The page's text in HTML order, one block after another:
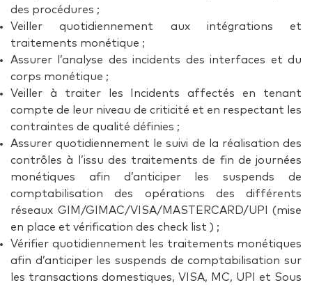
des procédures ;
Veiller quotidiennement aux intégrations et
traitements monétique ;
Assurer l’analyse des incidents des interfaces et du
corps monétique ;
Veiller à traiter les Incidents affectés en tenant
compte de leur niveau de criticité et en respectant les
contraintes de qualité définies ;
Assurer quotidiennement le suivi de la réalisation des
contrôles à l’issu des traitements de fin de journées
monétiques afin d’anticiper les suspends de
comptabilisation des opérations des différents
réseaux GIM/GIMAC/VISA/MASTERCARD/UPI (mise
en place et vérification des check list ) ;
Vérifier quotidiennement les traitements monétiques
afin d’anticiper les suspends de comptabilisation sur
les transactions domestiques, VISA, MC, UPI et Sous